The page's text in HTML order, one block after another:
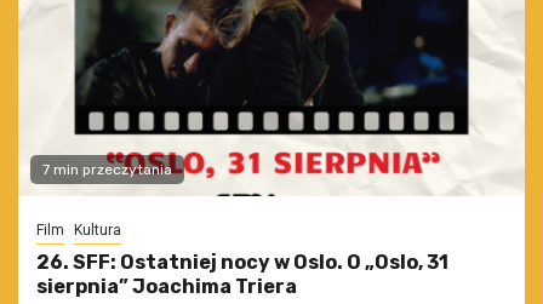
7 min przeczytania
Film Kultura
26. SFF: Ostatniej nocy w Oslo. O „Oslo, 31
sierpnia” Joachima Triera